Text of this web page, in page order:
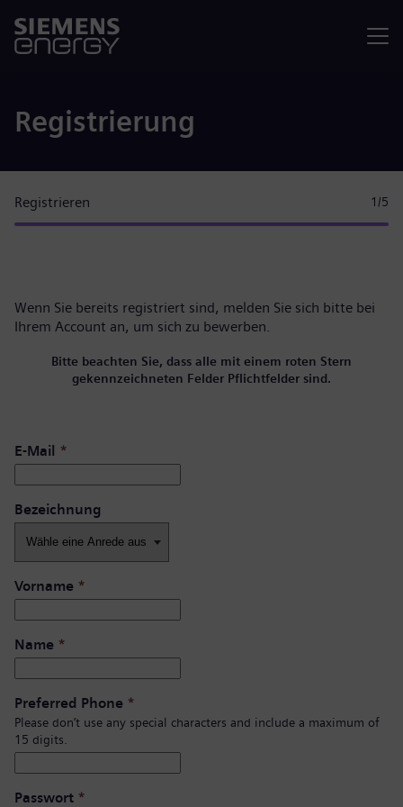
Registrierung
Registrieren 1 /5
Wenn Sie bereits registriert sind, melden Sie sich bitte bei
Ihrem Account an, um sich zu bewerben.
Bitte beachten Sie, dass alle mit einem roten Stern
gekennzeichneten Felder Pflichtfelder sind.
E-Mail *
Bezeichnung
Vorname *
Name *
Preferred Phone *
Please don’t use any special characters and include a maximum of
15 digits.
Passwort *